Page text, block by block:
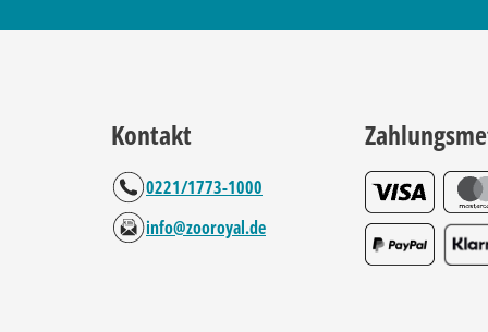
Kontakt
0221/1773-1000
info@zooroyal.de